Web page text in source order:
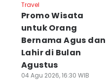
Travel
Promo Wisata
untuk Orang
Bernama Agus dan
Lahir di Bulan
Agustus
04 Agu 2026, 16:30 WIB